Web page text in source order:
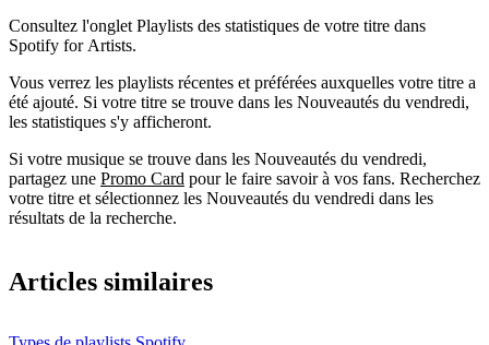
Consultez l'onglet Playlists des statistiques de votre titre dans
Spotify for Artists.
Vous verrez les playlists récentes et préférées auxquelles votre titre a
été ajouté. Si votre titre se trouve dans les Nouveautés du vendredi,
les statistiques s'y afficheront.
Si votre musique se trouve dans les Nouveautés du vendredi,
partagez une Promo Card pour le faire savoir à vos fans. Recherchez
votre titre et sélectionnez les Nouveautés du vendredi dans les
résultats de la recherche.
Articles similaires